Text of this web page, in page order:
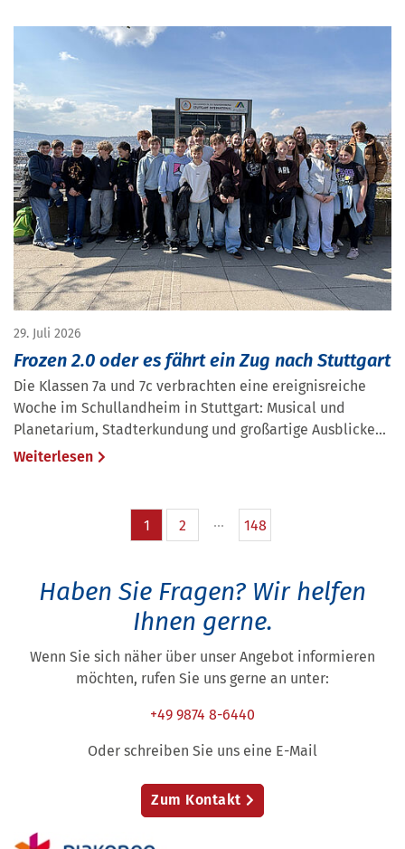
29. Juli 2026
Frozen 2.0 oder es fährt ein Zug nach Stuttgart
Die Klassen 7a und 7c verbrachten eine ereignisreiche
Woche im Schullandheim in Stuttgart: Musical und
Planetarium, Stadterkundung und großartige Ausblicke...
Weiterlesen
1 2 148
Haben Sie Fragen? Wir helfen
Ihnen gerne.
Wenn Sie sich näher über unser Angebot informieren
möchten, rufen Sie uns gerne an unter:
+49 9874 8-6440
Oder schreiben Sie uns eine E-Mail
Zum Kontakt